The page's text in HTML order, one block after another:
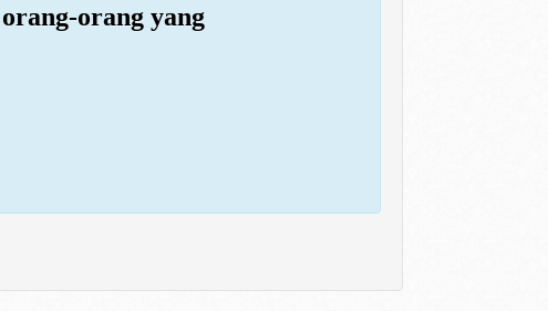
orang yang